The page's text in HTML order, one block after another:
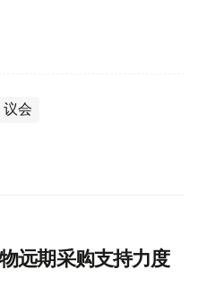
议会
远期采购支持力度